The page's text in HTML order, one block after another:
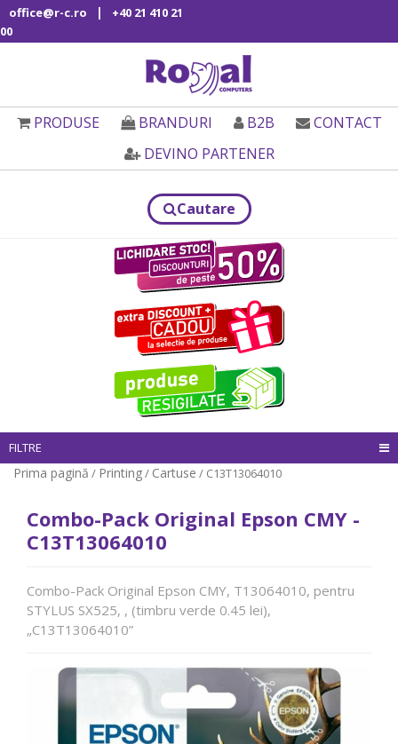
office@r-c.ro |
+40 21 410 21
00
PRODUSE BRANDURI B2B
CONTACT
DEVINO PARTENER
Cautare
FILTRE
Prima pagină / Printing/ Cartuse / C13T13064010
Combo-Pack Original Epson CMY -
C13T13064010
Combo-Pack Original Epson CMY, T13064010, pentru
STYLUS SX525, , (timbru verde 0.45 lei),
„C13T13064010”